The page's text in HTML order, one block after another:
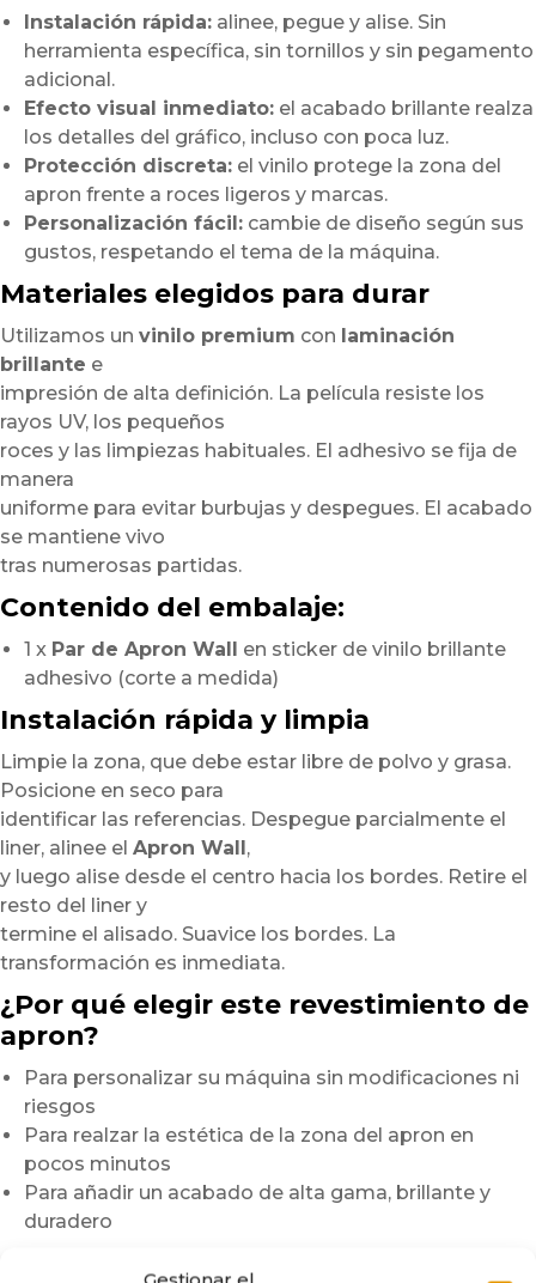
Instalación rápida: alinee, pegue y alise. Sin
herramienta específica, sin tornillos y sin pegamento
adicional.
Efecto visual inmediato: el acabado brillante realza
los detalles del gráfico, incluso con poca luz.
Protección discreta: el vinilo protege la zona del
apron frente a roces ligeros y marcas.
Personalización fácil: cambie de diseño según sus
gustos, respetando el tema de la máquina.
Materiales elegidos para durar
Utilizamos un vinilo premium con laminación
brillante e
impresión de alta definición. La película resiste los
rayos UV, los pequeños
roces y las limpiezas habituales. El adhesivo se fija de
manera
uniforme para evitar burbujas y despegues. El acabado
se mantiene vivo
tras numerosas partidas.
Contenido del embalaje:
1 x Par de Apron Wall en sticker de vinilo brillante
adhesivo (corte a medida)
Instalación rápida y limpia
Limpie la zona, que debe estar libre de polvo y grasa.
Posicione en seco para
identificar las referencias. Despegue parcialmente el
liner, alinee el Apron Wall,
y luego alise desde el centro hacia los bordes. Retire el
resto del liner y
termine el alisado. Suavice los bordes. La
transformación es inmediata.
¿Por qué elegir este revestimiento de
apron?
Para personalizar su máquina sin modificaciones ni
riesgos
Para realzar la estética de la zona del apron en
pocos minutos
Para añadir un acabado de alta gama, brillante y
duradero